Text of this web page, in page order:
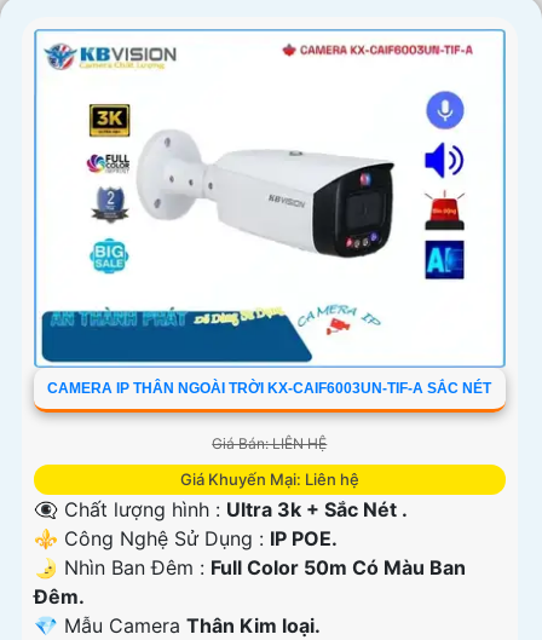
CAMERA IP THÂN NGOÀI TRỜI KX-CAIF6003UN-TIF-A SẮC NÉT
Giá Bán: LIÊN HỆ
Giá Khuyến Mại: Liên hệ
👁️‍🗨 Chất lượng hình : Ultra 3k + Sắc Nét .
⚜️ Công Nghệ Sử Dụng : IP POE.
🌛 Nhìn Ban Đêm : Full Color 50m Có Màu Ban
Ðêm.
💎 Mẫu Camera Thân Kim loại.